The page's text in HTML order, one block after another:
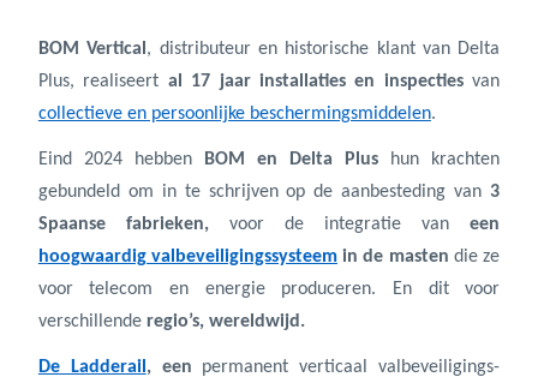
BOM Vertical , distributeur en historische klant van Delta
Plus, realiseert al 17 jaar installaties en inspectiesvan
collectieve en persoonlijke beschermingsmiddelen.
Eind 2024 hebben BOM en Delta Plus hun krachten
gebundeld om in te schrijven op de aanbesteding van3
Spaanse fabrieken,voor de integratie vaneen
hoogwaardig valbeveiligingssysteem in de masten die ze
voor telecom en energie produceren. En dit voor
verschillende regio’s, wereldwijd.
De Ladderail , een permanent verticaal valbeveiligings-